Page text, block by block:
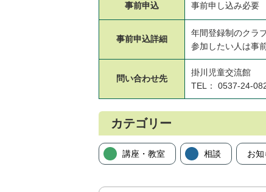
事前申込 事前申し込み必要
事前申込詳細
年間登録制のクラ
参加したい人は事
問い合わせ先
掛川児童交流館
TEL： 0537-24-
カテゴリー
講座・教室 相談 お